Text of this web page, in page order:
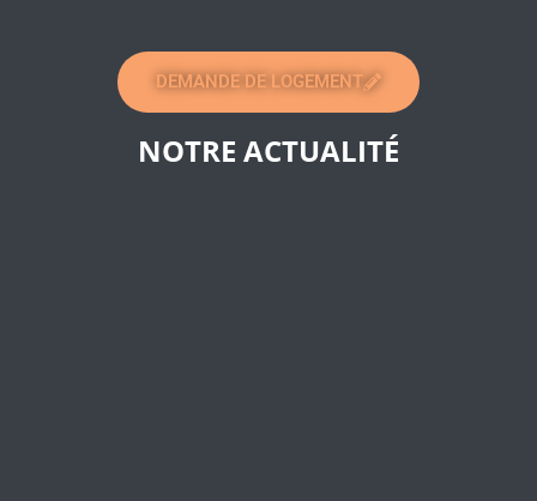
DEMANDE DE LOGEMENT
NOTRE ACTUALITÉ